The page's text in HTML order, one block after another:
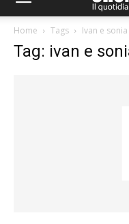
Home Tags Ivan e sonia
Tag: ivan e